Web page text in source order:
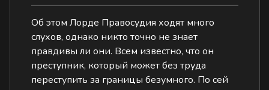
Об этом Лорде Правосудия ходят много
слухов, однако никто точно не знает
правдивы ли они. Всем известно, что он
преступник, который может без труда
переступить за границы безумного. По сей